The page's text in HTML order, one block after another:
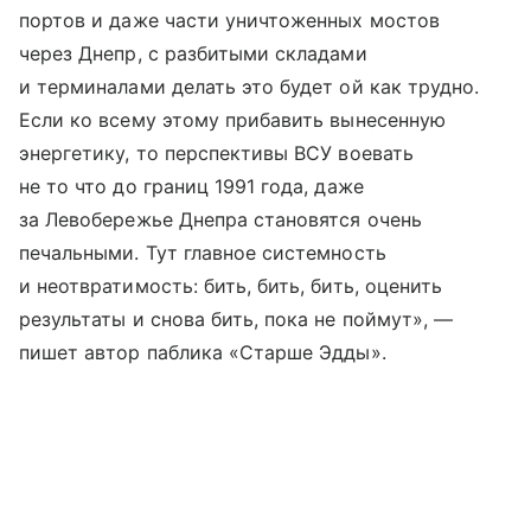
портов и даже части уничтоженных мостов
через Днепр, с разбитыми складами
и терминалами делать это будет ой как трудно.
Если ко всему этому прибавить вынесенную
энергетику, то перспективы ВСУ воевать
не то что до границ 1991 года, даже
за Левобережье Днепра становятся очень
печальными. Тут главное системность
и неотвратимость: бить, бить, бить, оценить
результаты и снова бить, пока не поймут», —
пишет автор паблика «Старше Эдды».